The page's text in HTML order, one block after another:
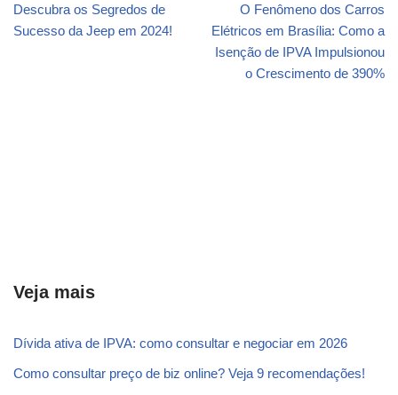
Descubra os Segredos de
Sucesso da Jeep em 2024!
O Fenômeno dos Carros
Elétricos em Brasília: Como a
Isenção de IPVA Impulsionou
o Crescimento de 390%
Veja mais
Dívida ativa de IPVA: como consultar e negociar em 2026
Como consultar preço de biz online? Veja 9 recomendações!